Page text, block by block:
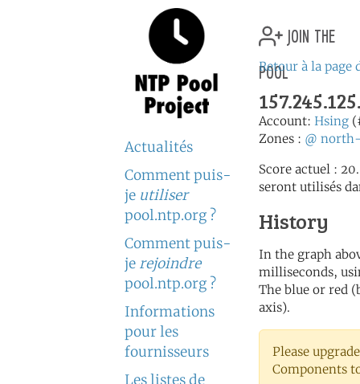
Actualités
Comment puis-
je utiliser
pool.ntp.org ?
Comment puis-
je rejoindre
pool.ntp.org ?
Informations
pour les
fournisseurs
Les listes de
join the
pool
Retour à la page
Account: Hsing
Zones : @
Score actuel :
seront utilisés
History
In the graph
milliseconds,
The blue or red
axis).
Please
Components